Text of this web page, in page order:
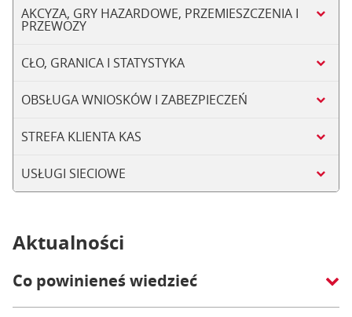
AKCYZA, GRY HAZARDOWE, PRZEMIESZCZENIA I
PRZEWOZY
CŁO, GRANICA I STATYSTYKA
OBSŁUGA WNIOSKÓW I ZABEZPIECZEŃ
STREFA KLIENTA KAS
USŁUGI SIECIOWE
Aktualności
Co powinieneś wiedzieć